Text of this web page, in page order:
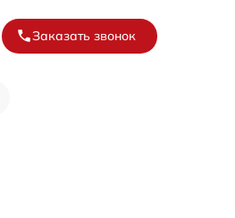
Заказать звонок